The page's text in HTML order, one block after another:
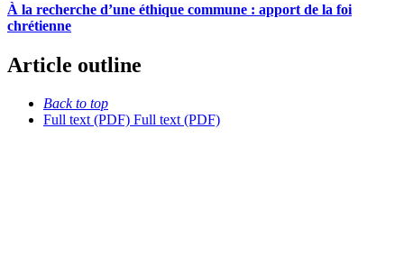
À la recherche d’une éthique commune : apport de la foi
chrétienne
Article outline
Back to top
Full text (PDF) Full text (PDF)